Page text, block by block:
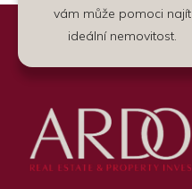
vám může pomoci najít
ideální nemovitost.